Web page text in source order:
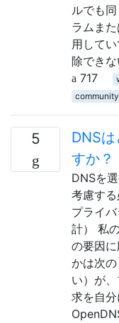
ルでも
ラムま
用して
除でき
717
5
DNS
すか？
DNSを
考慮す
プライ
計） 私
の要因
かは次
い）が
求を自分